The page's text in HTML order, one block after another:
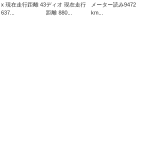
x 現在走行距離 43
637...
ディオ 現在走行
距離 880...
メーター読み9472
km...